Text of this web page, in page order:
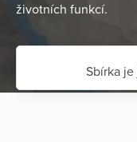
životních funkcí.
Sbírka